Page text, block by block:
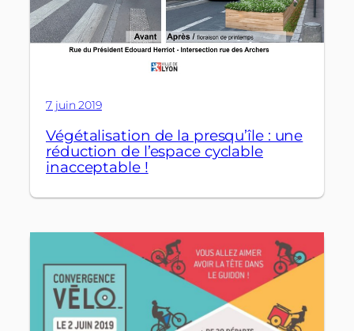
7 juin 2019
Végétalisation de la presqu’île : une
réduction de l’espace cyclable
inacceptable !